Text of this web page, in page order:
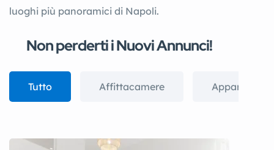
luoghi più panoramici di Napoli.
Non perderti i Nuovi Annunci!
Tutto Affittacamere